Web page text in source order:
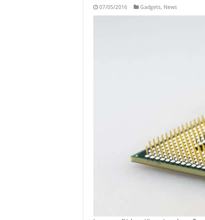
07/05/2016 Gadgets, News